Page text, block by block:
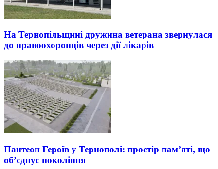
На Тернопільщині дружина ветерана звернулася
до правоохоронців через дії лікарів
Пантеон Героїв у Тернополі: простір пам’яті, що
об’єднує покоління